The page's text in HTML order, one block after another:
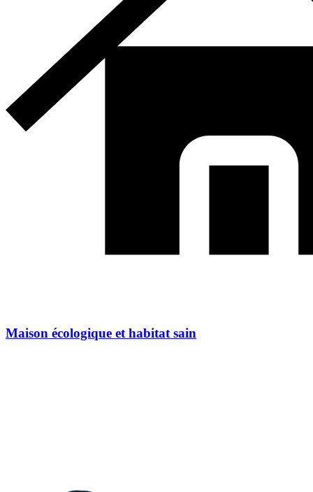
Maison écologique et habitat sain